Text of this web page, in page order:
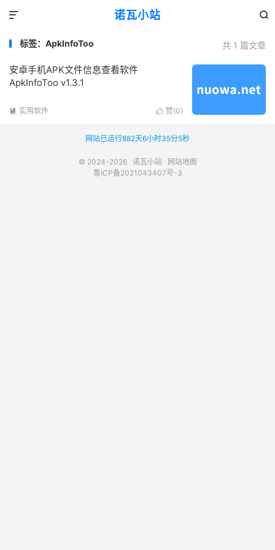
诺瓦小站 

共 1 篇文章
标签：ApkInfoToo
安卓手机APK文件信息查看软件
ApkInfoToo v1.3.1
 赞(0)
 实用软件
网站已运行882天6小时35分5秒
© 2024-2026 诺瓦小站
网站地图
鲁ICP备2021043407号-3